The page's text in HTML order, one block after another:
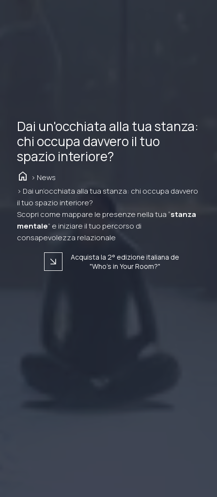
Dai un'occhiata alla tua stanza:
chi occupa davvero il tuo
spazio interiore?
home > News
> Dai un’occhiata alla tua stanza: chi occupa davvero
il tuo spazio interiore?
Scopri come mappare le presenze nella tua “stanza
mentale” e iniziare il tuo percorso di
consapevolezza relazionale
arrow_forward
Acquista la 2° edizione italiana de
"Who's in Your Room?"